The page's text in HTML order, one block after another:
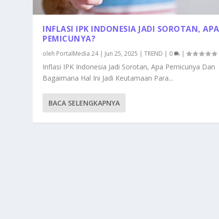
INFLASI IPK INDONESIA JADI SOROTAN, APA
PEMICUNYA?
oleh PortalMedia 24| Jun 25, 2025 |TREND 0 |
Inflasi IPK Indonesia Jadi Sorotan, Apa Pemicunya Dan
Bagaimana Hal Ini Jadi Keutamaan Para...
BACA SELENGKAPNYA